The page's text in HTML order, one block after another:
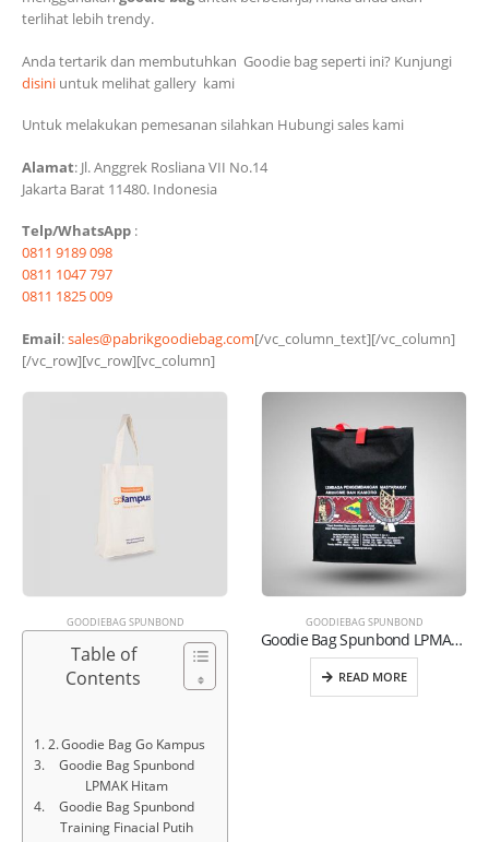
terlihat lebih trendy.
Anda tertarik dan membutuhkan Goodie bag seperti ini? Kunjungi
disini untuk melihat gallery kami
Untuk melakukan pemesanan silahkan Hubungi sales kami
Alamat: Jl. Anggrek Rosliana VII No.14
Jakarta Barat 11480. Indonesia
Telp/WhatsApp :
0811 9189 098
0811 1047 797
0811 1825 009
Email:sales@pabrikgoodiebag.com[/vc_column_text][/vc_column]
[/vc_row][vc_row][vc_column]
GOODIEBAG SPUNBOND
Table of
Contents
Goodie Bag Go Kampus
Goodie Bag Spunbond
LPMAK Hitam
Goodie Bag Spunbond
Training Finacial Putih
GOODIEBAG SPUNBOND
Goodie Bag Spunbond LPMAK Hitam
READ MORE